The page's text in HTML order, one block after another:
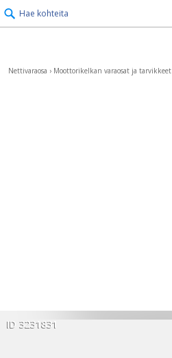
Hae kohteita
Nettivaraosa › Moottorikelkan varaosat ja tarvikkeet
ID 3231831